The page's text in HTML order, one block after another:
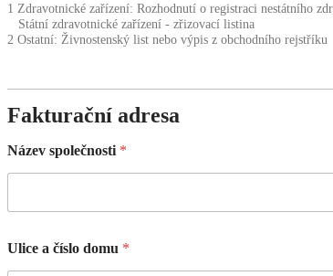
1 Zdravotnické zařízení: Rozhodnutí o registraci nestátního
Státní zdravotnické zařízení - zřizovací listina
2 Ostatní: Živnostenský list nebo výpis z obchodního rejstříku
Fakturační adresa
Název společnosti *
Ulice a číslo domu *